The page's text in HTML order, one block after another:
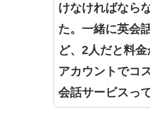
けなければなら
た。一緒に英会
ど、2人だと料
アカウントでコ
会話サービスっ